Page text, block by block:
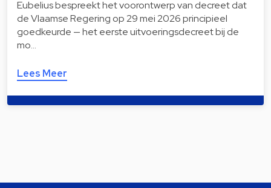
Eubelius bespreekt het voorontwerp van decreet dat
de Vlaamse Regering op 29 mei 2026 principieel
goedkeurde — het eerste uitvoeringsdecreet bij de
mo…
Lees Meer